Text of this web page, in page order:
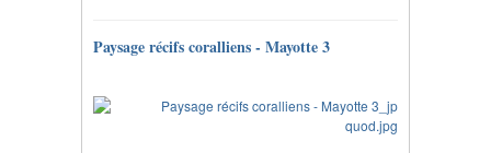
Paysage récifs coralliens - Mayotte 3